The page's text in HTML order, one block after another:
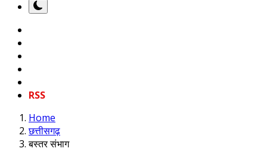
RSS
Home
छत्तीसगढ़
बस्तर संभाग